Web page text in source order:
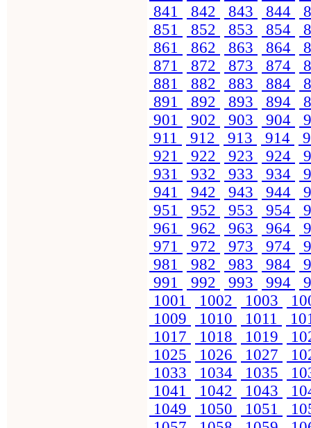
841
842 843 844
851
852 853 854
861
862 863 864
871
872 873 874
881
882 883 884
891
892 893 894
901
902 903 904
911
912 913 914
921
922 923 924
931
932 933 934
941
942 943 944
951
952 953 954
961
962 963 964
971
972 973 974
981
982 983 984
991
992 993 994
1001
1002 1003
1009
1010 1011
1017
1018 1019
1025
1026 1027
1033
1034 1035
1041
1042 1043
1049
1050 1051